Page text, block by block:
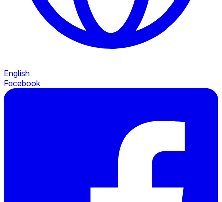
English
Facebook